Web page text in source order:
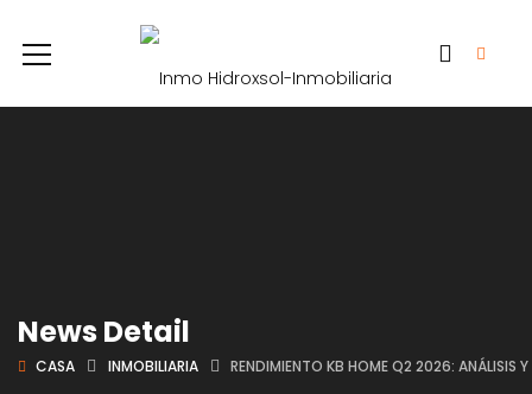
News Detail
CASA INMOBILIARIA RENDIMIENTO KB HOME Q2 2026: ANÁLISIS Y